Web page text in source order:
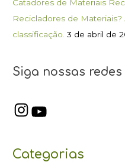
Catadores de Materiais
Recicladores de
classificação. 3 de abril de
Siga nossas
Categorias